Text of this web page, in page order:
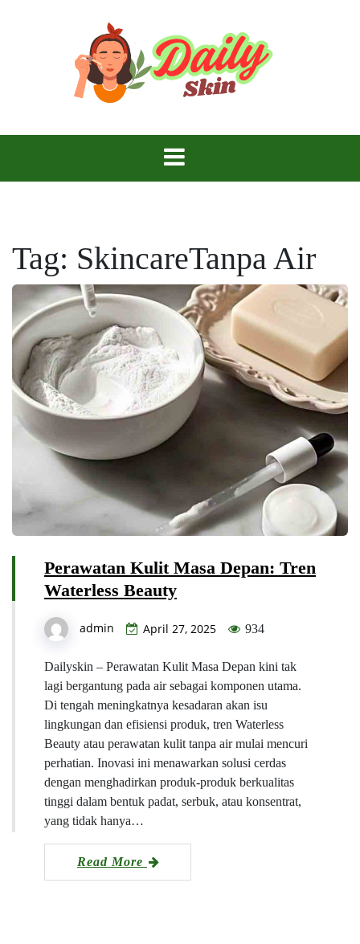
Daily Skin
Tag: SkincareTanpa Air
Perawatan Kulit Masa Depan: Tren
Waterless Beauty
admin April 27, 2025 934
Dailyskin – Perawatan Kulit Masa Depan kini tak
lagi bergantung pada air sebagai komponen utama.
Di tengah meningkatnya kesadaran akan isu
lingkungan dan efisiensi produk, tren Waterless
Beauty atau perawatan kulit tanpa air mulai mencuri
perhatian. Inovasi ini menawarkan solusi cerdas
dengan menghadirkan produk-produk berkualitas
tinggi dalam bentuk padat, serbuk, atau konsentrat,
yang tidak hanya…
Read More